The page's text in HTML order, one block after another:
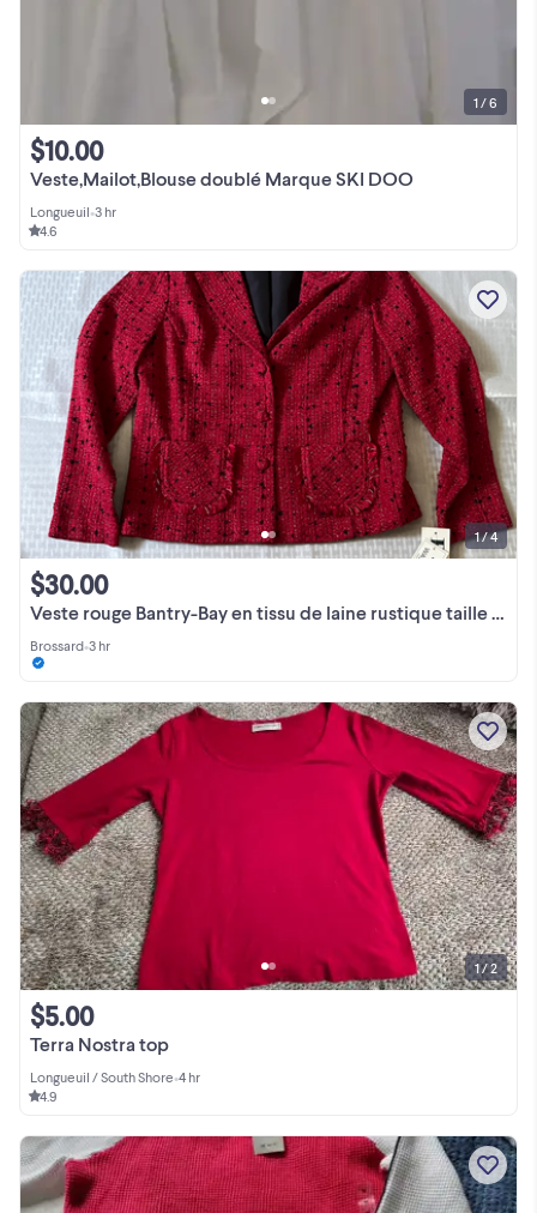
Veste,Mailot,Blouse doublé Marque SKI DOO
$10.00
Longueuil•3 hr
4.6
1 / 6
Veste rouge Bantry-Bay en tissu de laine rustique taille moyenne
$30.00
Brossard•3 hr
1 / 4
Terra Nostra top
$5.00
Longueuil / South Shore•4 hr
4.9
1 / 2